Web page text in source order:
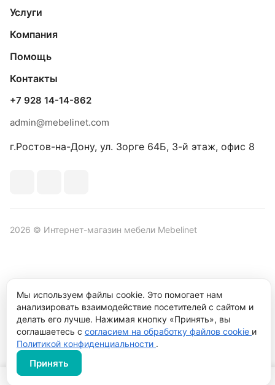
Услуги
Компания
Помощь
Контакты
+7 928 14-14-862
admin@mebelinet.com
г.Ростов-на-Дону, ул. Зорге 64Б, 3-й этаж, офис 8
2026 © Интернет-магазин мебели Mebelinet
конфиденциальности
Продвижение сайта студияРекламный контент
Мы используем файлы cookie. Это помогает нам
анализировать взаимодействие посетителей с сайтом и
делать его лучше. Нажимая кнопку «Принять», вы
соглашаетесь с согласием на обработку файлов cookie и
Политикой конфиденциальности .
Принять